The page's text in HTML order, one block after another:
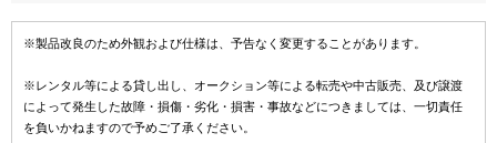
※製品改良のため外観および仕様は、予告なく変更することがあります。
※レンタル等による貸し出し、オークション等による転売や中古販売、及び譲渡
によって発生した故障・損傷・劣化・損害・事故などにつきましては、一切責任
を負いかねますので予めご了承ください。